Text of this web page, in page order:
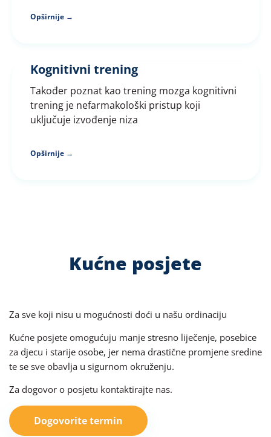
Opširnije →
Kognitivni trening
Također poznat kao trening mozga kognitivni
trening je nefarmakološki pristup koji
uključuje izvođenje niza
Opširnije →
Kućne posjete
Za sve koji nisu u mogućnosti doći u našu ordinaciju
Kućne posjete omogućuju manje stresno liječenje, posebice
za djecu i starije osobe, jer nema drastične promjene sredine
te se sve obavlja u sigurnom okruženju.
Za dogovor o posjetu kontaktirajte nas.
Dogovorite termin